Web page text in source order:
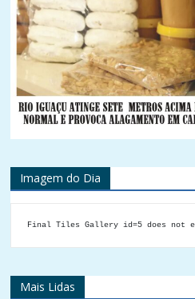
Imagem do Dia
Final Tiles Gallery id=5 does not
Mais Lidas